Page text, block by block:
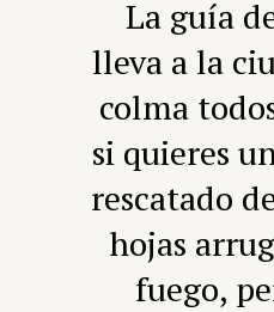
La guía
lleva a la
colma
si quieres
rescatado
hojas
fuego,